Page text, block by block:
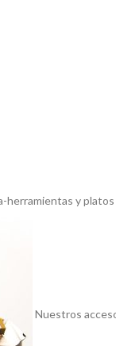
herramientas y
Nuestros